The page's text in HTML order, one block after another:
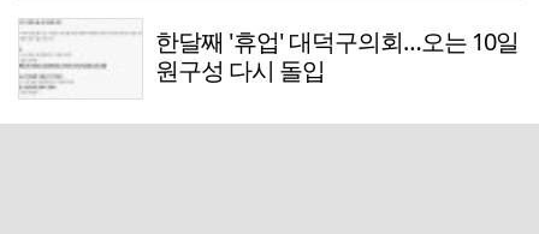
한달째 '휴업' 대덕구의회…오는 10일
원구성 다시 돌입